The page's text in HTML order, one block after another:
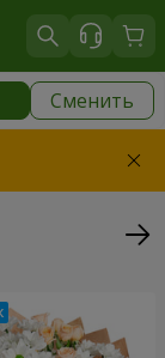
Сменить